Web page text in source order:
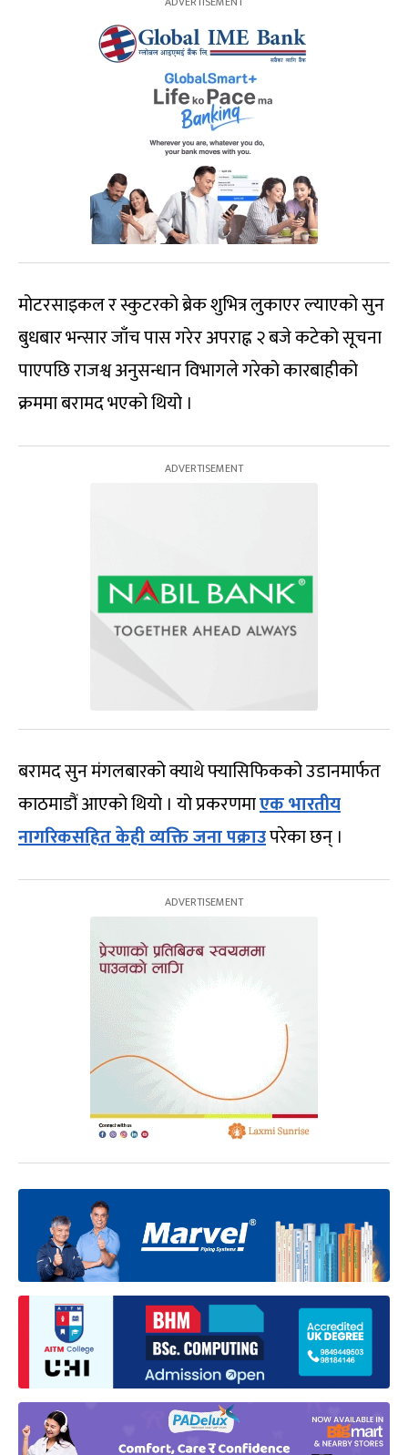
मोटरसाइकल र स्कुटरको ब्रेक शुभित्र लुकाएर ल्याएको सुन
बुधबार भन्सार जाँच पास गरेर अपराह्न २ बजे कटेको सूचना
पाएपछि राजश्व अनुसन्धान विभागले गरेको कारबाहीको
क्रममा बरामद भएको थियो ।
बरामद सुन मंगलबारको क्याथे फ्यासिफिकको उडानमार्फत
काठमाडौं आएको थियो । यो प्रकरणमाएक भारतीय
नागरिकसहित केही व्यक्ति जना पक्राउपरेका छन् ।